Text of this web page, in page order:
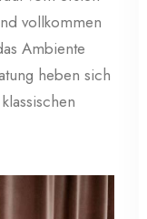
vollkommen
Ambiente
heben sich